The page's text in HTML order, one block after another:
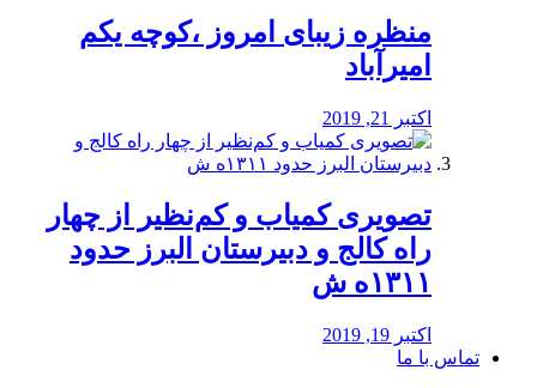
منظره‌‌ زیبای امروز ،کوچه یکم
امیرآباد
اکتبر 21, 2019
️تصویری کمیاب و کم‌نظیر از چهار
راه كالج و دبيرستان البرز حدود
۱۳۱۱ه ش
اکتبر 19, 2019
تماس با ما